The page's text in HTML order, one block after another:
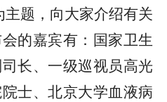
主题，向大家介绍有关
的嘉宾有：国家卫生
长、一级巡视员高光
士、北京大学血液病